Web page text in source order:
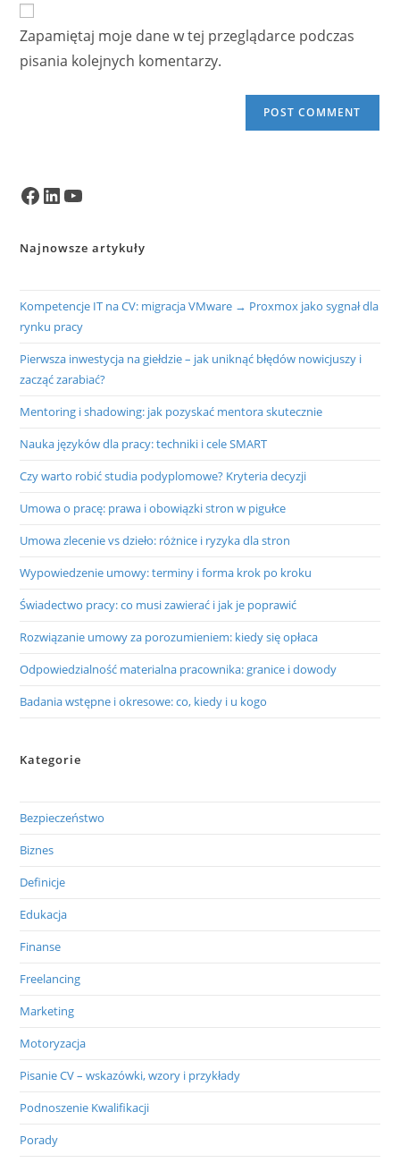
comment
URL
(optional)
Zapamiętaj moje dane w tej przeglądarce podczas
pisania kolejnych komentarzy.
Facebook
LinkedInYouTube
Najnowsze artykuły
Kompetencje IT na CV: migracja VMware → Proxmox jako sygnał dla
rynku pracy
Pierwsza inwestycja na giełdzie – jak uniknąć błędów nowicjuszy i
zacząć zarabiać?
Mentoring i shadowing: jak pozyskać mentora skutecznie
Nauka języków dla pracy: techniki i cele SMART
Czy warto robić studia podyplomowe? Kryteria decyzji
Umowa o pracę: prawa i obowiązki stron w pigułce
Umowa zlecenie vs dzieło: różnice i ryzyka dla stron
Wypowiedzenie umowy: terminy i forma krok po kroku
Świadectwo pracy: co musi zawierać i jak je poprawić
Rozwiązanie umowy za porozumieniem: kiedy się opłaca
Odpowiedzialność materialna pracownika: granice i dowody
Badania wstępne i okresowe: co, kiedy i u kogo
Kategorie
Bezpieczeństwo
Biznes
Definicje
Edukacja
Finanse
Freelancing
Marketing
Motoryzacja
Pisanie CV – wskazówki, wzory i przykłady
Podnoszenie Kwalifikacji
Porady